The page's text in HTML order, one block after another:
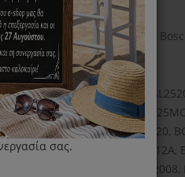
για Ηλεκτρική Σκούπα
BGB2B111, BGL21328GB,
BGL25MON3,
BGL2A112, BGL2A220,
BGL2B1128, BGL2B112A,
BGL2UA200,
σας.